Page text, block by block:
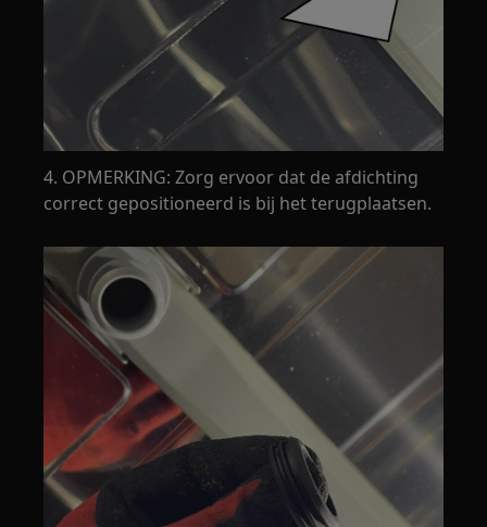
4. OPMERKING: Zorg ervoor dat de afdichting
correct gepositioneerd is bij het terugplaatsen.